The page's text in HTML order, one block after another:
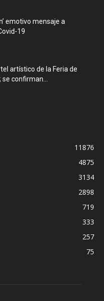
emotivo mensaje a
19
artístico de la Feria de
confirman...
11876
4875
3134
2898
719
333
257
75